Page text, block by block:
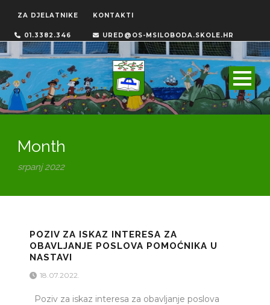
ZA DJELATNIKE KONTAKTI
01.3382.346 URED@OS-MSILOBODA.SKOLE.HR
Month
srpanj 2022
POZIV ZA ISKAZ INTERESA ZA
OBAVLJANJE POSLOVA POMOĆNIKA U
NASTAVI
18.07.2022.
Poziv za iskaz interesa za obavljanje poslova